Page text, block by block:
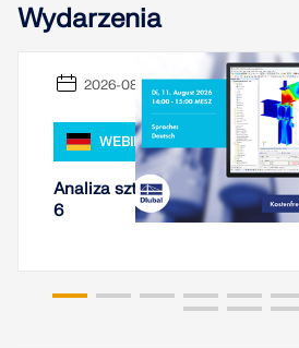
Wydarzenia
2026-08-11
WEBINARIUM
Analiza sztywności połączeń
6